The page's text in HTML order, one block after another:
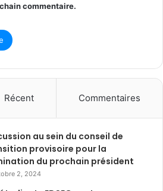
commentaire.
Récent Commentaires
au sein du conseil de
provisoire pour la
du prochain président
2, 2024